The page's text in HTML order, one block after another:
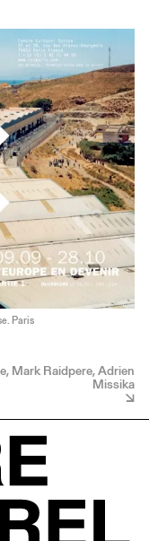
Paris
Mark Raidpere, Adrien
Missika